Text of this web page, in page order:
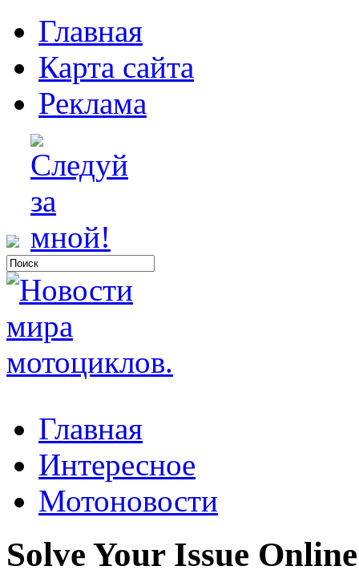
Главная
Карта сайта
Реклама
Главная
Интересное
Мотоновости
Solve Your Issue